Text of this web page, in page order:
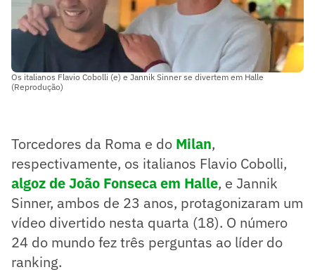
Os italianos Flavio Cobolli (e) e Jannik Sinner se divertem em Halle
(Reprodução)
Torcedores da Roma e do Milan,
respectivamente, os italianos Flavio Cobolli,
algoz de João Fonseca em Halle, e Jannik
Sinner, ambos de 23 anos, protagonizaram um
vídeo divertido nesta quarta (18). O número
24 do mundo fez três perguntas ao líder do
ranking.